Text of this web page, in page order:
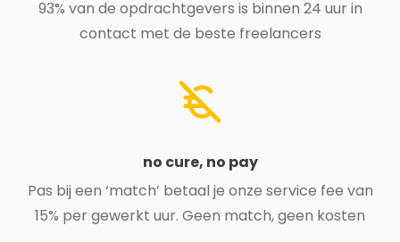
93% van de opdrachtgevers is binnen 24 uur in
contact met de beste freelancers
no cure, no pay
Pas bij een ‘match’ betaal je onze service fee van
15% per gewerkt uur. Geen match, geen kosten